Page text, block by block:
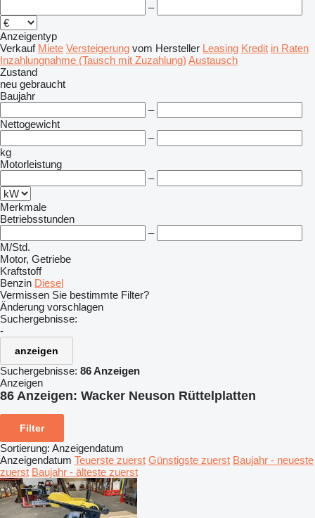
–
Anzeigentyp
Verkauf Miete Versteigerung vom Hersteller Leasing Kredit in Raten
Inzahlungnahme (Tausch mit Zuzahlung) Austausch
Zustand
neu gebraucht
Baujahr
–
Nettogewicht
–
kg
Motorleistung
–
Merkmale
Betriebsstunden
–
M/Std.
Motor, Getriebe
Kraftstoff
Benzin Diesel
Vermissen Sie bestimmte Filter?
Änderung vorschlagen
Suchergebnisse:
-
anzeigen
Suchergebnisse: 86 Anzeigen
Anzeigen
86 Anzeigen: Wacker Neuson Rüttelplatten
Filter
Sortierung: Anzeigendatum
Anzeigendatum Teuerste zuerst Günstigste zuerst Baujahr - neueste
zuerst Baujahr - älteste zuerst